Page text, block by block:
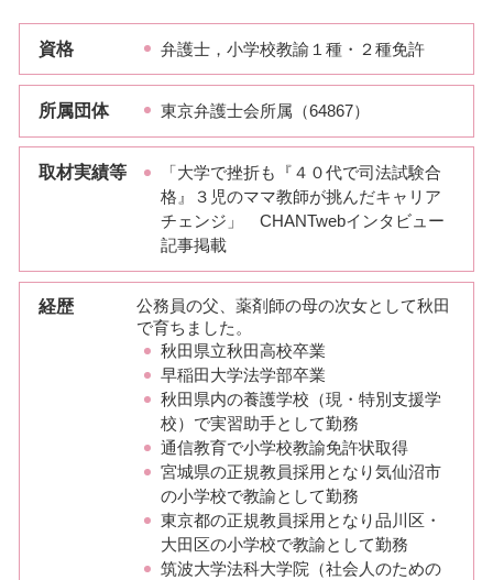
資格 弁護士，小学校教諭１種・２種免許
所属団体 東京弁護士会所属（64867）
取材実績等
「大学で挫折も『４０代で司法試験合
格』３児のママ教師が挑んだキャリア
チェンジ」 CHANTwebインタビュー
記事掲載
経歴
公務員の父、薬剤師の母の次女として秋田
で育ちました。
秋田県立秋田高校卒業
早稲田大学法学部卒業
秋田県内の養護学校（現・特別支援学
校）で実習助手として勤務
通信教育で小学校教諭免許状取得
宮城県の正規教員採用となり気仙沼市
の小学校で教諭として勤務
東京都の正規教員採用となり品川区・
大田区の小学校で教諭として勤務
筑波大学法科大学院（社会人のための